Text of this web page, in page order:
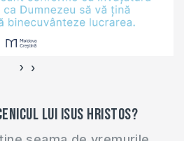
‹ ›
lui Isus Hristos?